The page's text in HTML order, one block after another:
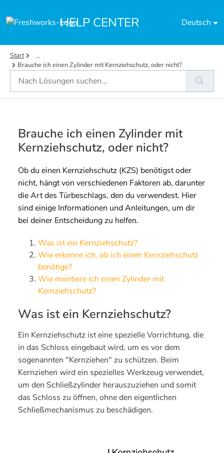
HELP CENTER Deutsch
Start
...
Brauche ich einen Zylinder mit Kernziehschutz, oder nicht?
Brauche ich einen Zylinder mit
Kernziehschutz, oder nicht?
Ob du einen Kernziehschutz (KZS) benötigst oder
nicht, hängt von verschiedenen Faktoren ab, darunter
die Art des Türbeschlags, den du verwendest. Hier
sind einige Informationen und Anleitungen, um dir
bei deiner Entscheidung zu helfen.
Was ist ein Kernziehschutz?
Wie erkenne ich, ob ich einen Kernziehschutz
benötige?
Wie montiere ich einen Zylinder mit
Kernziehschutz?
Was ist ein Kernziehschutz?
Ein Kernziehschutz ist eine spezielle Vorrichtung, die
in das Schloss eingebaut wird, um es vor dem
sogenannten "Kernziehen" zu schützen. Beim
Kernziehen wird ein spezielles Werkzeug verwendet,
um den Schließzylinder herauszuziehen und somit
das Schloss zu öffnen, ohne den eigentlichen
Schließmechanismus zu beschädigen.